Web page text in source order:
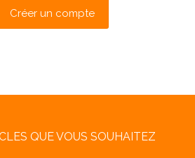
Créer un compte
QUE VOUS SOUHAITEZ